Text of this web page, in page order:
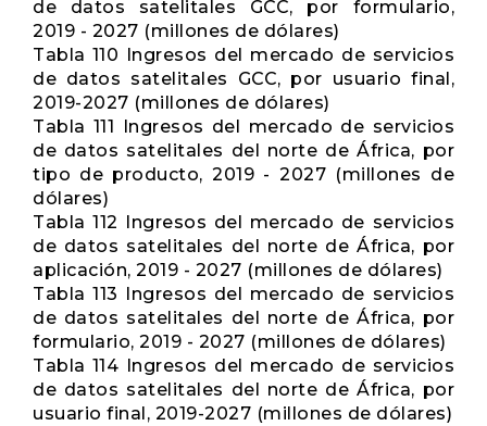
de datos satelitales GCC, por formulario,
2019 - 2027 (millones de dólares)
Tabla 110 Ingresos del mercado de servicios
de datos satelitales GCC, por usuario final,
2019-2027 (millones de dólares)
Tabla 111 Ingresos del mercado de servicios
de datos satelitales del norte de África, por
tipo de producto, 2019 - 2027 (millones de
dólares)
Tabla 112 Ingresos del mercado de servicios
de datos satelitales del norte de África, por
aplicación, 2019 - 2027 (millones de dólares)
Tabla 113 Ingresos del mercado de servicios
de datos satelitales del norte de África, por
formulario, 2019 - 2027 (millones de dólares)
Tabla 114 Ingresos del mercado de servicios
de datos satelitales del norte de África, por
usuario final, 2019-2027 (millones de dólares)